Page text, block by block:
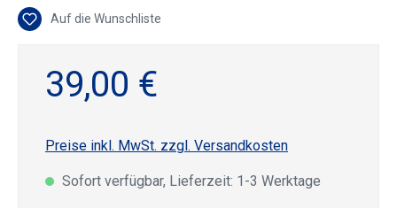
Auf die Wunschliste
39,00 €
Preise inkl. MwSt. zzgl. Versandkosten
Sofort verfügbar, Lieferzeit: 1-3 Werktage